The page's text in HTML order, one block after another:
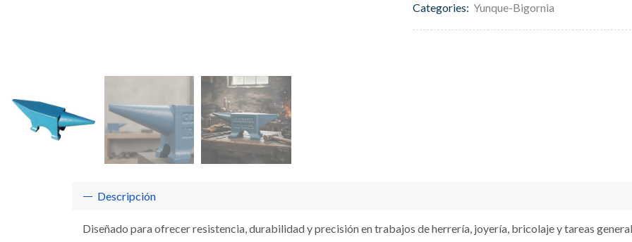
Categories: Yunque-Bigornia
Descripción
Diseñado para ofrecer resistencia, durabilidad y precisión en trabajos de herrería, joyería, bricolaje y tareas